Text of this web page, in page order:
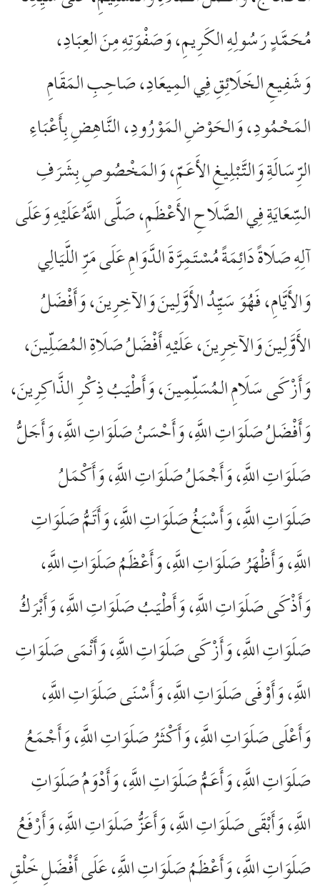
مُحَمَّدٍ رَسُولِهِ الكَرِيمِ، وَصَفْوَتِهِ مِنَ العِبَادِ،
وَشَفِيعِ الخَلَائِقِ فِي المِيعَادِ، صَاحِبِ المَقَامِ
المَحْمُودِ، وَالحَوْضِ المَوْرُودِ، النَّاهِضِ بِأَعْبَاءِ
الرِّسَالَةِ وَالتَّبْلِيغِ الأَعَمِّ، وَالمَخْصُوصِ بِشَرَفِ
السِّعَايَةِ فِي الصَّلَاحِ الأَعْظَمِ، صَلَّى اللَّهُ عَلَيْهِ وَعَلَى
آلِهِ صَلَاةً دَائِمَةً مُسْتَمِرَّةَ الدَّوَامِ عَلَى مَرِّ اللَّيَالِي
وَالأَيَّامِ، فَهُوَ سَيِّدُ الأَوَّلِينَ وَالآخِرِينَ، وَأَفْضَلُ
الأَوَّلِينَ وَالآخِرِينَ، عَلَيْهِ أَفْضَلُ صَلَاةِ المُصَلِّينَ،
وَأَزْكَى سَلَامِ المُسَلِّمِينَ، وَأَطْيَبُ ذِكْرِ الذَّاكِرِينَ،
وَأَفْضَلُ صَلَوَاتِ اللَّهِ، وَأَحْسَنُ صَلَوَاتِ اللَّهِ، وَأَجَلُّ
صَلَوَاتِ اللَّهِ، وَأَجْمَلُ صَلَوَاتِ اللَّهِ، وَأَكْمَلُ
صَلَوَاتِ اللَّهِ، وَأَسْبَغُ صَلَوَاتِ اللَّهِ، وَأَتَمُّ صَلَوَاتِ
اللَّهِ، وَأَظْهَرُ صَلَوَاتِ اللَّهِ، وَأَعْظَمُ صَلَوَاتِ اللَّهِ،
وَأَذْكَى صَلَوَاتِ اللَّهِ، وَأَطْيَبُ صَلَوَاتِ اللَّهِ، وَأَبْرَكُ
صَلَوَاتِ اللَّهِ، وَأَزْكَى صَلَوَاتِ اللَّهِ، وَأَنْمَى صَلَوَاتِ
اللَّهِ، وَأَوْفَى صَلَوَاتِ اللَّهِ، وَأَسْنَی صَلَوَاتِ اللَّهِ،
وَأَعْلَى صَلَوَاتِ اللَّهِ، وَأَكْثَرُ صَلَوَاتِ اللَّهِ، وَأَجْمَعُ
صَلَوَاتِ اللَّهِ، وَأَعَمُّ صَلَوَاتِ اللَّهِ، وَأَدْوَمُ صَلَوَاتِ
اللَّهِ، وَأَبْقَى صَلَوَاتِ اللَّهِ، وَأَعَزُّ صَلَوَاتِ اللَّهِ، وَأَرْفَعُ
صَلَوَاتِ اللَّهِ، وَأَعْظَمُ صَلَوَاتِ اللَّهِ، عَلَى أَفْضَلِ خَلْقِ